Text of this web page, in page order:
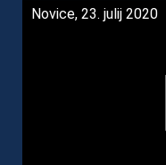
Novice, 23. julij 2020